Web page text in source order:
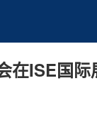
在ISE国际